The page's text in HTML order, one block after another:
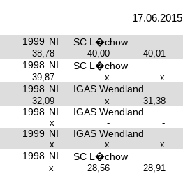
17.06.2015
1999 NI SC L�chow
38,78 40,00 40,01
1998 NI SC L�chow
39,87 x x
1998 NI IGAS Wendland
32,09 x 31,38
1998 NI IGAS Wendland
x - -
1999 NI IGAS Wendland
x x x
1998 NI SC L�chow
x 28,56 28,91